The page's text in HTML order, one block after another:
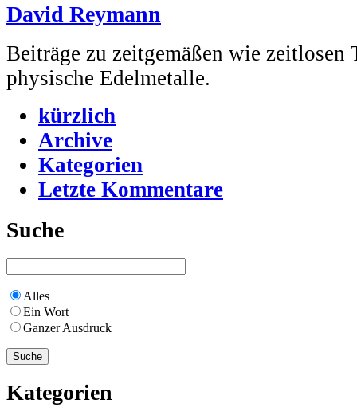
David Reymann
Beiträge zu zeitgemäßen wie zeitlosen
physische Edelmetalle.
kürzlich
Archive
Kategorien
Letzte Kommentare
Suche
Alles
Ein Wort
Ganzer Ausdruck
Kategorien